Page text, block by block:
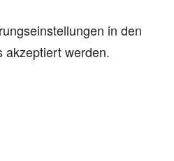
in den
akzeptiert werden.